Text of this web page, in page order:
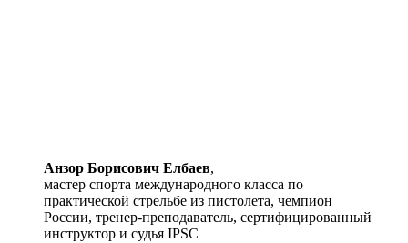
Анзор Борисович Елбаев,
мастер спорта международного класса по
практической стрельбе из пистолета, чемпион
России, тренер-преподаватель, сертифицированный
инструктор и судья IPSC